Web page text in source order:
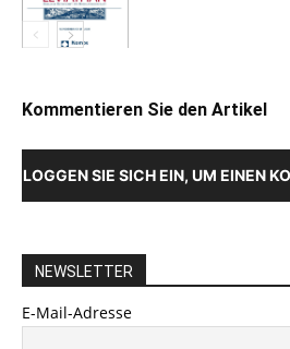
Kommentieren Sie den Artikel
LOGGEN SIE SICH EIN, UM EINEN
NEWSLETTER
E-Mail-Adresse